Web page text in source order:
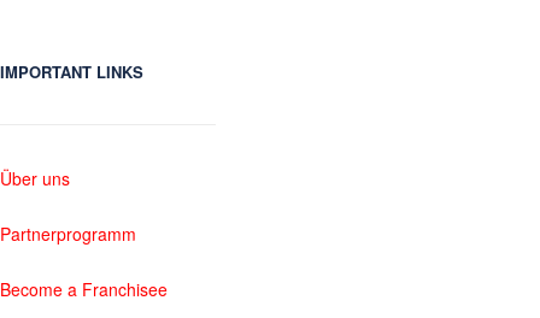
IMPORTANT LINKS
Über uns
Partnerprogramm
Become a Franchisee